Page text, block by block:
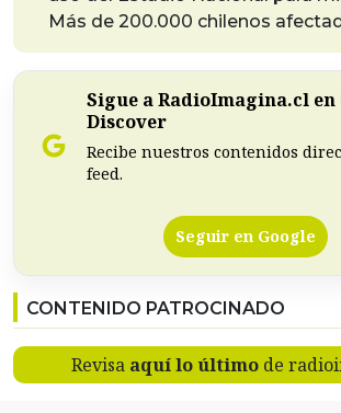
Más de 200.000 chilenos
Sigue a RadioImagina.cl en
Discover
Recibe nuestros contenidos
feed.
Seguir en Google
CONTENIDO PATROCINADO
Revisa aquí lo últimode